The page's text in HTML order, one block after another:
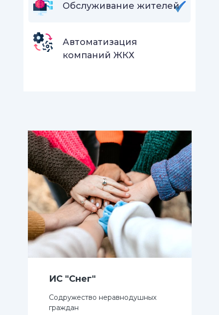
Автоматизация
компаний ЖКХ
Обслуживание жителей
ИС "Снег"
Содружество неравнодушных
граждан